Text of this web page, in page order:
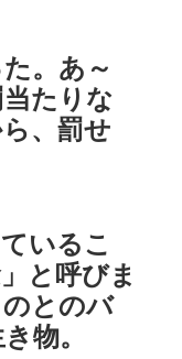
。あ～
たりな
、罰せ
いるこ
と呼びま
とのバ
物。